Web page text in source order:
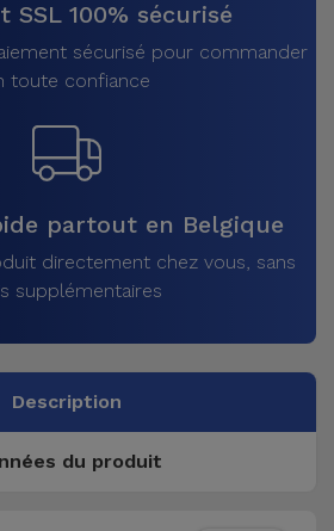
SSL 100% sécurisé
sécurisé pour commander
toute confiance
partout en Belgique
directement chez vous, sans
supplémentaires
Description
du produit